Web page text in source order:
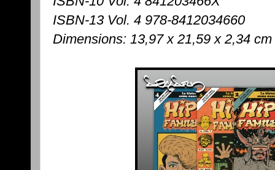
ISBN-13 Vol. 4 978-8412034660
Dimensions: 13,97 x 21,59 x 2,34 cm